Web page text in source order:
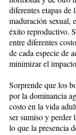
diferentes etapas
maduración sexual,
éxito reproductivo.
entre diferentes
de cada especie de
minimizar el
Sorprende que los
por la dominancia
costo en la vida
ser sumiso y perder
lo que la presencia